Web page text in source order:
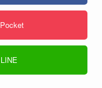
Pocket
LINE